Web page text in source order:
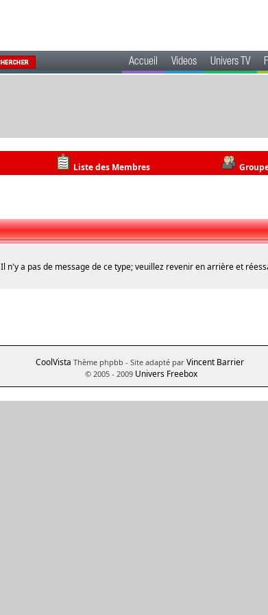
Accueil Videos Univers TV
Liste des Membres
Il n'y a pas de message de ce type; veuillez revenir en arrière et
CoolVista Thème phpbb - Site adapté par Vincent Barrier
© 2005 - 2009 Univers Freebox